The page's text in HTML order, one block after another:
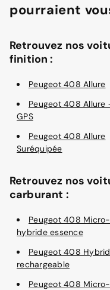
pourraient
Retrouvez nos
finition :
Peugeot 408 Allure
Peugeot 408 Allure
GPS
Peugeot 408 Allure
Suréquipée
Retrouvez nos
carburant :
Peugeot 408 Micro-
hybride essence
Peugeot 408
rechargeable
Peugeot 408 Micro-